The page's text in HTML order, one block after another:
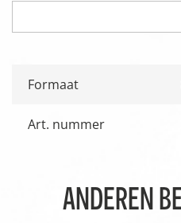
Formaat
Art. nummer
ANDEREN